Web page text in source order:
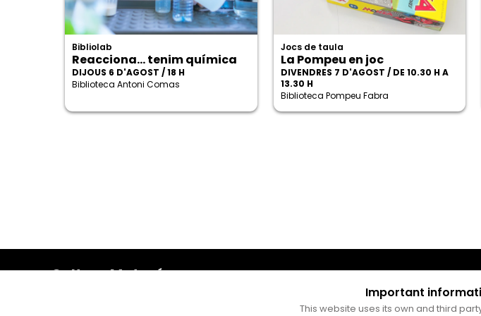
Bibliolab
Reacciona... tenim química
DIJOUS 6 D'AGOST / 18 H
Biblioteca Antoni Comas
Jocs de taula
La Pompeu en joc
DIVENDRES 7 D'AGOST / DE 10.30 H A
13.30 H
Biblioteca Pompeu Fabra
Cultura Mataró
Important
This website uses its own and third